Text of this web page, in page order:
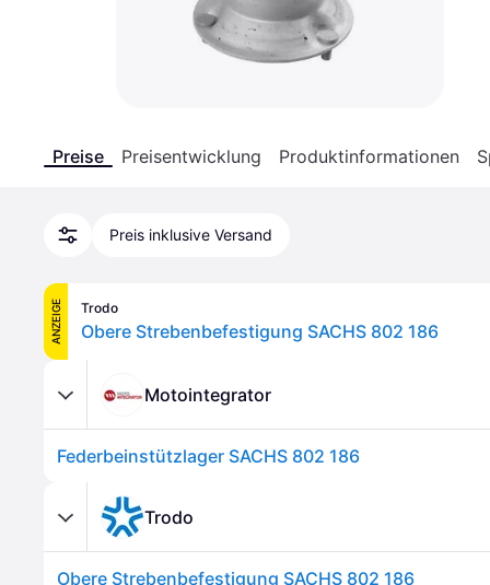
Preise Preisentwicklung Produktinformationen
Preis inklusive Versand
ANZEIGE Trodo
Obere Strebenbefestigung SACHS 802 186
Motointegrator
Federbeinstützlager SACHS 802 186
Trodo
Obere Strebenbefestigung SACHS 802 186